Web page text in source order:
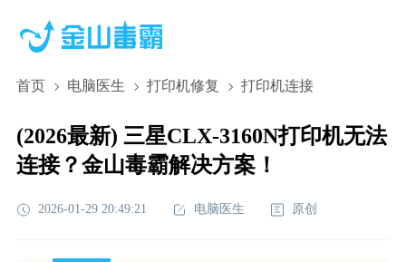
首页 电脑医生 打印机修复 打印机连接
(2026最新) 三星CLX-3160N打印机无法
连接？金山毒霸解决方案！
2026-01-29 20:49:21 电脑医生 原创